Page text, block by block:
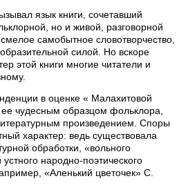
язык книги, сочетавший
но и живой, разговорной
самобытное словотворчество,
силой. Но вскоре
этой книги многие читатели и
в оценке « Малахитовой
ее чудесным образцом фольклора,
произведением. Споры
характер: ведь существовала
обработки, «вольного
народно-поэтического
«Аленький цветочек» С.